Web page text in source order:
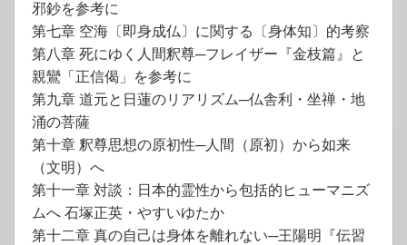
邪鈔を参考に
第七章 空海〔即身成仏〕に関する〔身体知〕的考察
第八章 死にゆく人間釈尊─フレイザー『金枝篇』と
親鸞「正信偈」を参考に
第九章 道元と日蓮のリアリズム─仏舎利・坐禅・地
涌の菩薩
第十章 釈尊思想の原初性─人間（原初）から如来
（文明）へ
第十一章 対談：日本的霊性から包括的ヒューマニズ
ムへ 石塚正英・やすいゆたか
第十二章 真の自己は身体を離れない─王陽明『伝習